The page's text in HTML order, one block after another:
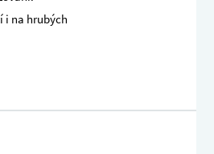
i na hrubých